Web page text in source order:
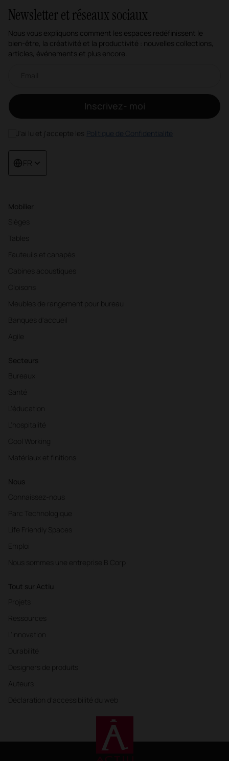
Mobilier
Sièges
Tables
Fauteuils et canapés
Cabines acoustiques
Cloisons
Meubles de rangement pour bureau
Banques d'accueil
Agile
Secteurs
Bureaux
Santé
L'éducation
L'hospitalité
Cool Working
Matériaux et finitions
Nous
Connaissez-nous
Parc Technologique
Life Friendly Spaces
Emploi
Nous sommes une entreprise B Corp
Tout sur Actiu
Projets
Ressources
L'innovation
Durabilité
Designers de produits
Auteurs
Déclaration d'accessibilité du web
Newsletter et réseaux sociaux
Nous vous expliquons comment les espaces redéfinissent le
bien-être, la créativité et la productivité : nouvelles collections,
articles, événements et plus encore.
Inscrivez- moi
J'ai lu et j'accepte les Politique de Confidentialité
FR